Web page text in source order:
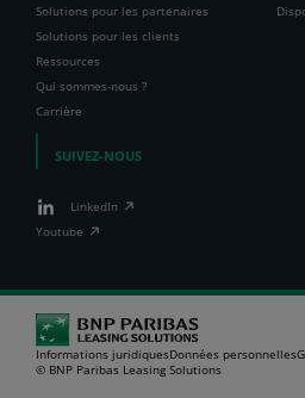
Solutions pour les partenaires
Solutions pour les clients
Ressources
Qui sommes-nous ?
Carrière
SUIVEZ-NOUS
LinkedIn
Youtube
Informations juridiquesDonnées personnelles
© BNP Paribas Leasing Solutions